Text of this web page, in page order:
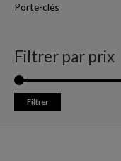
Porte-clés
Filtrer par prix
Filtrer